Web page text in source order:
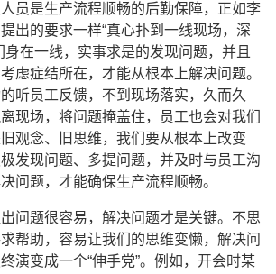
员是生产流程顺畅的后勤保障，正如李
出的要求一样“真心扑到一线现场，深
身在一线，实事求是的发现问题，并且
虑症结所在，才能从根本上解决问题。
听员工反馈，不到现场落实，久而久
现场，将问题掩盖住，员工也会对我们
观念、旧思维，我们要从根本上改变
发现问题、多提问题，并及时与员工沟
问题，才能确保生产流程顺畅。
问题很容易，解决问题才是关键。不思
帮助，容易让我们的思维变懒，解决问
演变成一个“伸手党”。例如，开会时某